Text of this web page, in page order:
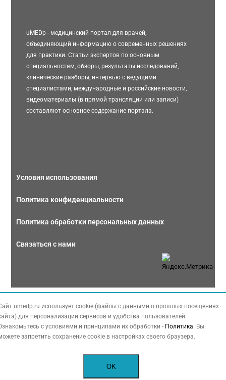
uMEDp - медицинский портал для врачей,
объединяющий информацию о современных решениях
для практики. Статьи экспертов по основным
специальностям, обзоры, результаты исследований,
клинические разборы, интервью с ведущими
специалистами, международные и российские новости,
видеоматериалы (в прямой трансляции или записи)
составляют основное содержание портала.
Условия использования
Политика конфиденциальности
Политика обработки персональных данных
Связаться с нами
содержит материалы, принадлежащие третьей стороне, охраняемые законом
РФ об авторских правах.
umedp.ru использует cookie (файлы с данными о прошлых посещениях
для персонализации сервисов и удобства пользователей.
с условиями и принципами их обработки - Политика. Вы
запретить сохранение cookie в настройках своего браузера.
OK